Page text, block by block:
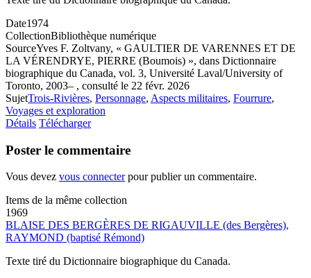
Date1974
CollectionBibliothèque numérique
SourceYves F. Zoltvany, « GAULTIER DE VARENNES ET DE
LA VÉRENDRYE, PIERRE (Boumois) », dans Dictionnaire
biographique du Canada, vol. 3, Université Laval/University of
Toronto, 2003– , consulté le 22 févr. 2026
SujetTrois-Rivières, Personnage, Aspects militaires, Fourrure,
Voyages et exploration
Détails Télécharger
Poster le commentaire
Vous devez vous connecterpour publier un commentaire.
Items de la même collection
1969
BLAISE DES BERGÈRES DE RIGAUVILLE (des Bergères),
RAYMOND (baptisé Rémond)
Texte tiré du Dictionnaire biographique du Canada.